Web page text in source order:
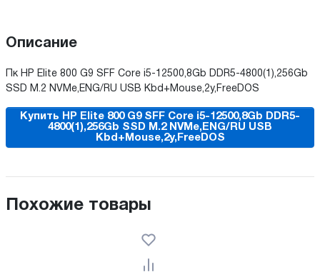
Описание
Пк HP Elite 800 G9 SFF Core i5-12500,8Gb DDR5-4800(1),256Gb
SSD M.2 NVMe,ENG/RU USB Kbd+Mouse,2y,FreeDOS
Купить HP Elite 800 G9 SFF Core i5-12500,8Gb DDR5-
4800(1),256Gb SSD M.2 NVMe,ENG/RU USB
Kbd+Mouse,2y,FreeDOS
Похожие товары